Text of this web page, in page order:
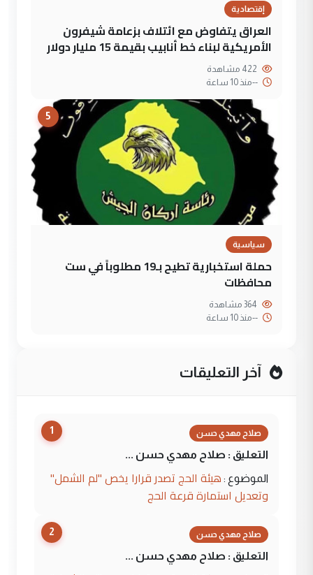
إقتصادية
العراق يتفاوض مع ائتلاف بزعامة شيفرون
الأمريكية لبناء خط أنابيب بقيمة 15 مليار دولار
--منذ 10 ساعة
5
سياسية
حملة استخبارية تطيح بـ19 مطلوباً في ست
محافظات
--منذ 10 ساعة
آخر التعليقات
1 صلاح مهدي حسن
التعليق : صلاح مهدي حسن ...
الموضوع : هيئة الحج تصدر قرارا يخص "لم الشمل"
وتعديل استمارة قرعة الحج
2 صلاح مهدي حسن
التعليق : صلاح مهدي حسن ...